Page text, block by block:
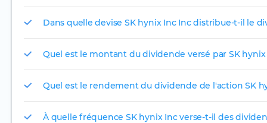
Dans quelle devise SK hynix Inc Inc distribue-t-il le
Quel est le montant du dividende versé par SK hynix
Quel est le rendement du dividende de l'action SK
À quelle fréquence SK hynix Inc verse-t-il des